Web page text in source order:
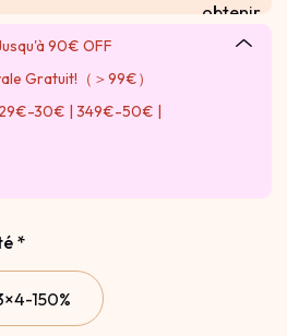
obtenir
90€ OFF
Gratuit!（＞99€）
30€ | 349€-50€ |
*
150%